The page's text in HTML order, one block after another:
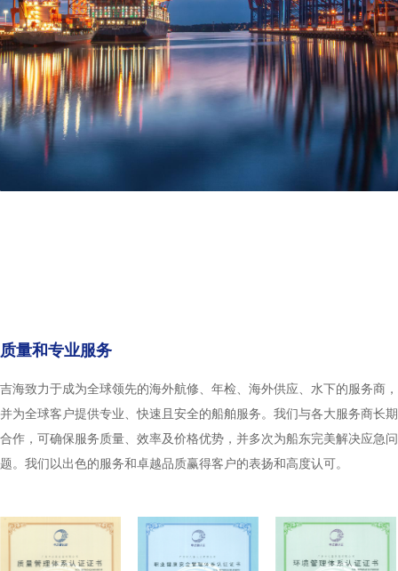
质量和专业服务
吉海致力于成为全球领先的海外航修、年检、海外供应、水下的服务商，
并为全球客户提供专业、快速且安全的船舶服务。我们与各大服务商长期
合作，可确保服务质量、效率及价格优势，并多次为船东完美解决应急问
题。我们以出色的服务和卓越品质赢得客户的表扬和高度认可。